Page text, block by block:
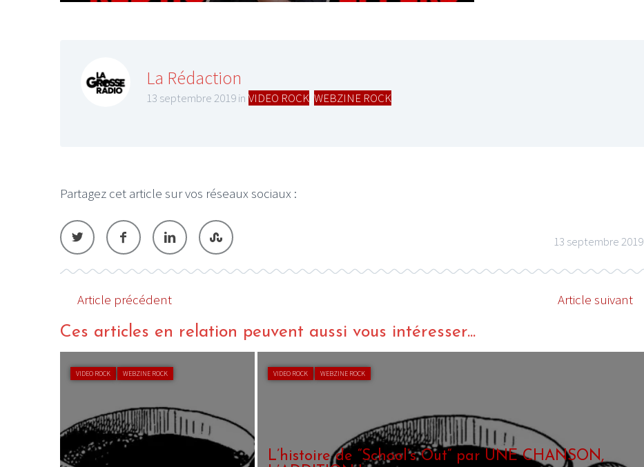
La Rédaction
13 septembre 2019 in VIDEO ROCK WEBZINE ROCK
Partagez cet article sur vos réseaux sociaux :
13 septembre 2019
Article précédent Article suivant
Ces articles en relation peuvent aussi vous intéresser...
VIDEO ROCK WEBZINE ROCK VIDEO ROCK WEBZINE ROCK
L’histoire de “School’s Out“ par UNE CHANSON,